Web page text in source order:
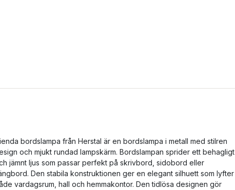
bordslampa från Herstal är en bordslampa i metall med stilren
och mjukt rundad lampskärm. Bordslampan sprider ett behagligt
jämnt ljus som passar perfekt på skrivbord, sidobord eller
Den stabila konstruktionen ger en elegant silhuett som lyfter
vardagsrum, hall och hemmakontor. Den tidlösa designen gör